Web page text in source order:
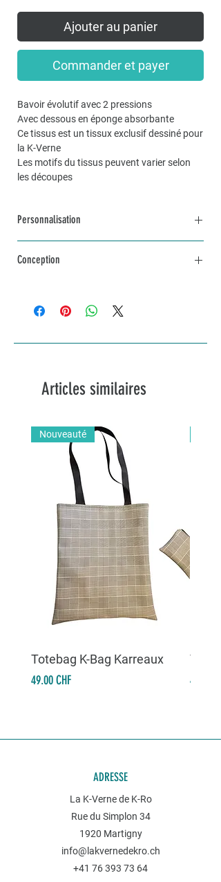
Ajouter au panier
Commander et payer
Bavoir évolutif avec 2 pressions
Avec dessous en éponge absorbante
Ce tissus est un tissux exclusif dessiné pour
la K-Verne
Les motifs du tissus peuvent varier selon
les découpes
Personnalisation
et sur mesure, n’hésitez pas à me contacter
Conception
Articles similaires
Nouveauté
Totebag K-Bag Karreaux
Prix
49.00 CHF Prix
49.00
ADRESSE
La K-Verne de K-Ro
Rue du Simplon 34
1920 Martigny
info@lakvernedekro.ch
+41 76 393 73 64